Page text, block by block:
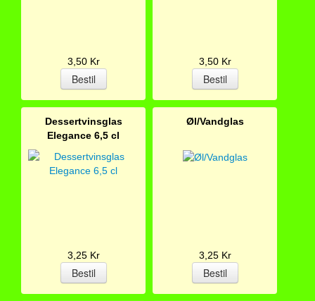
3,50 Kr 3,50 Kr
Dessertvinsglas
Elegance 6,5 cl
3,25 Kr
Øl/Vandglas
3,25 Kr